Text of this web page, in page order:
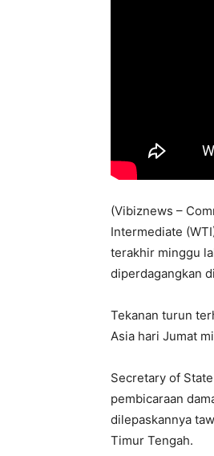
(Vibiznews –
Intermediate
terakhir minggu
diperdagangkan
Tekanan turun
Asia hari Jumat
Secretary of
pembicaraan
dilepaskannya
Timur Tengah.